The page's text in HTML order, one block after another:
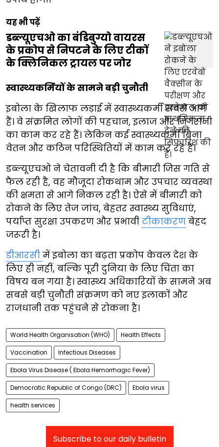
यह भी पढ़ें
डब्ल्यूएचओ का बंडिबुग्यो वायरस
के प्रकोप से निपटने के लिए टीकों
के क्लिनिकल ट्रायल पर जोर
स्वास्थ्यकर्मियों के सामने बड़ी चुनौती
इबोला के खिलाफ लड़ाई में स्वास्थ्यकर्मी सबसे आगे
हैं। वे संक्रमित लोगों की पहचान, इलाज और निगरानी
का काम कर रहे हैं। लेकिन कई स्वास्थ्यकर्मी बिना
वेतन और कठिन परिस्थितियों में काम कर रहे हैं।
डब्ल्यूएचओ ने चेतावनी दी है कि बीमारी जिस गति से
फैल रही है, वह मौजूदा रोकथाम और उपचार व्यवस्था
की क्षमता से आगे निकल रही है। ऐसे में बीमारी को
रोकने के लिए तेज जांच, बेहतर स्वास्थ्य सुविधाएं,
पर्याप्त सुरक्षा उपकरण और प्रभावी टीकाकरण बेहद
जरूरी है।
डीआरसी में इबोला का बढ़ता प्रकोप केवल देश के
लिए ही नहीं, बल्कि पूरी दुनिया के लिए चिंता का
विषय बन गया है। स्वास्थ्य अधिकारियों के सामने अब
सबसे बड़ी चुनौती संक्रमण को नए इलाकों और
राजधानी तक पहुंचने से रोकना है।
World Health Organisation (WHO) Health Effects
Vaccination Infectious Diseases
Ebola Virus Disease ( Ebola Hemorrhagic Fever)
Democratic Republic of Congo (DRC) Ebola virus
health services
Subscribe to our daily bulletin